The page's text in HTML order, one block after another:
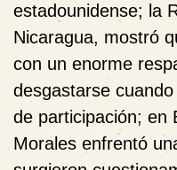
estadounidense; la
Nicaragua, mostró
con un enorme
desgastarse
de participación; en
Morales enfrentó